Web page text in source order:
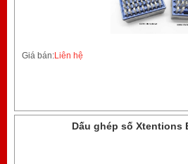
Giá bán:Liên hệ
Dấu ghép số Xtentions